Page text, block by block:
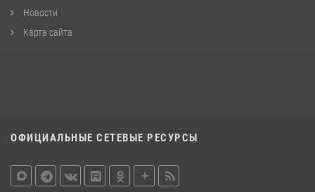
Новости
Карта сайта
ОФИЦИАЛЬНЫЕ СЕТЕВЫЕ РЕСУРСЫ